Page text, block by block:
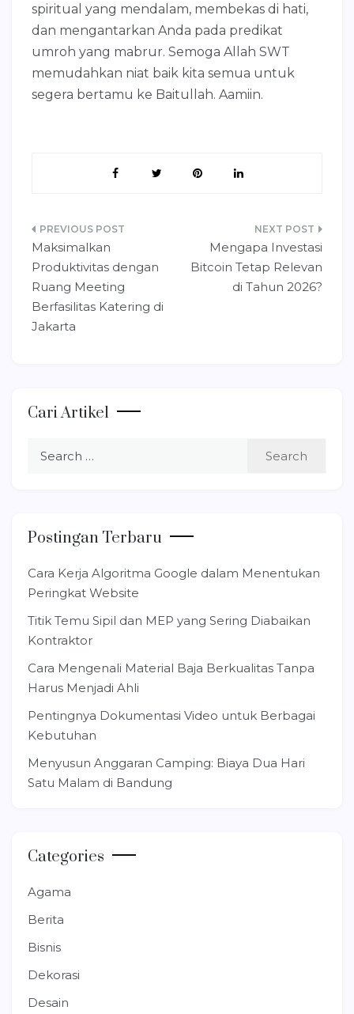
spiritual yang mendalam, membekas di hati,
dan mengantarkan Anda pada predikat
umroh yang mabrur. Semoga Allah SWT
memudahkan niat baik kita semua untuk
segera bertamu ke Baitullah. Aamiin.
Post
navigation
Maksimalkan
Produktivitas dengan
Ruang Meeting
Berfasilitas Katering di
Jakarta
Mengapa Investasi
Bitcoin Tetap Relevan
di Tahun 2026?
Cari Artikel
Postingan Terbaru
Cara Kerja Algoritma Google dalam Menentukan
Peringkat Website
Titik Temu Sipil dan MEP yang Sering Diabaikan
Kontraktor
Cara Mengenali Material Baja Berkualitas Tanpa
Harus Menjadi Ahli
Pentingnya Dokumentasi Video untuk Berbagai
Kebutuhan
Menyusun Anggaran Camping: Biaya Dua Hari
Satu Malam di Bandung
Categories
Agama
Berita
Bisnis
Dekorasi
Desain